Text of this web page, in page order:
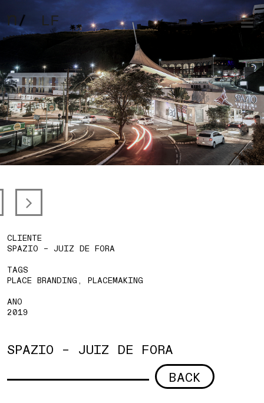
CLIENTE
SPAZIO – JUIZ DE FORA
TAGS
PLACE BRANDING, PLACEMAKING
ANO
2019
SPAZIO – JUIZ DE FORA
BACK